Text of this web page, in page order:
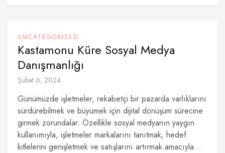
UNCATEGORIZED
Kastamonu Küre Sosyal Medya
Danışmanlığı
Şubat 6, 2024
Günümüzde işletmeler, rekabetçi bir pazarda varlıklarını
sürdürebilmek ve büyümek için dijital dönüşüm sürecine
girmek zorundalar. Özellikle sosyal medyanın yaygın
kullanımıyla, işletmeler markalarını tanıtmak, hedef
kitlelerini genişletmek ve satışlarını artırmak amacıyla...